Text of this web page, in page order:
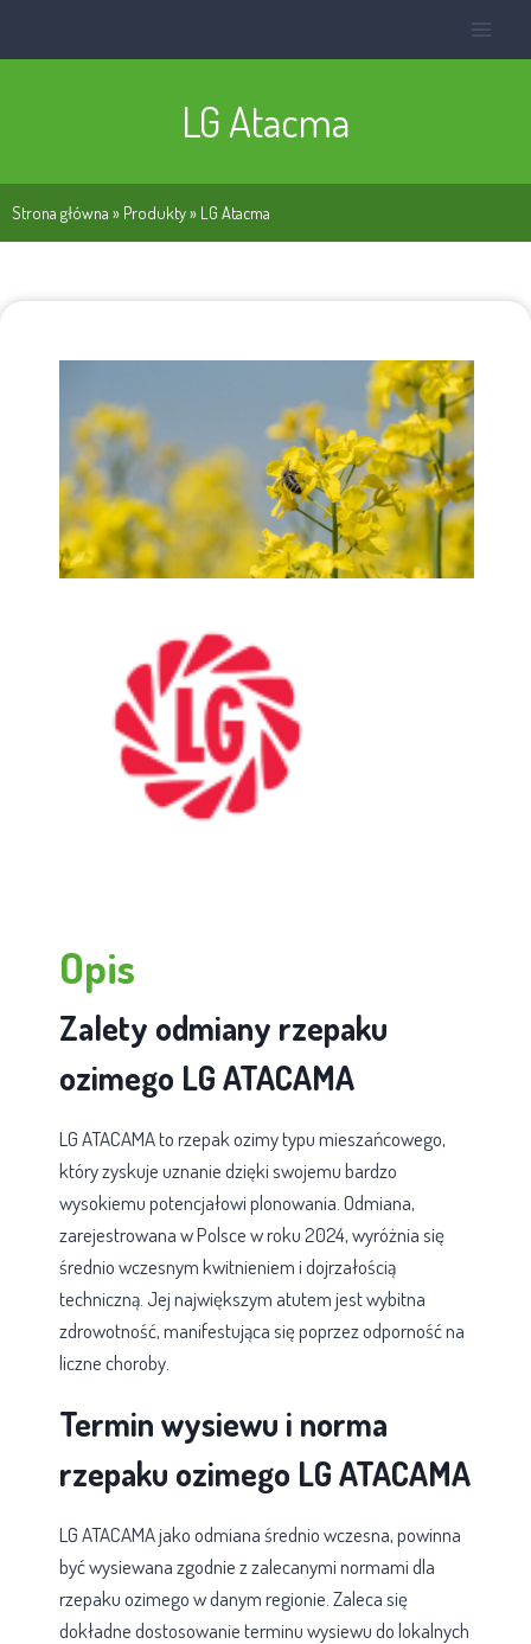
LG Atacma
Strona główna » Produkty» LG Atacma
Opis
Zalety odmiany rzepaku
ozimego LG ATACAMA
LG ATACAMA to rzepak ozimy typu mieszańcowego,
który zyskuje uznanie dzięki swojemu bardzo
wysokiemu potencjałowi plonowania. Odmiana,
zarejestrowana w Polsce w roku 2024, wyróżnia się
średnio wczesnym kwitnieniem i dojrzałością
techniczną. Jej największym atutem jest wybitna
zdrowotność, manifestująca się poprzez odporność na
liczne choroby.
Termin wysiewu i norma
rzepaku ozimego LG ATACAMA
LG ATACAMA jako odmiana średnio wczesna, powinna
być wysiewana zgodnie z zalecanymi normami dla
rzepaku ozimego w danym regionie. Zaleca się
dokładne dostosowanie terminu wysiewu do lokalnych